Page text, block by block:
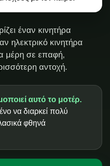
έναν κινητήρα
ηλεκτρικό κινητήρα
μέρη σε επαφή,
αντοχή.
αυτό το μοτέρ.
να διαρκεί πολύ
φθηνά